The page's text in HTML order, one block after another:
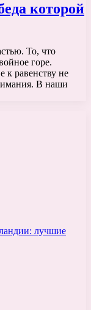
которой
То, что
горе.
к равенству не
В наши
лучшие